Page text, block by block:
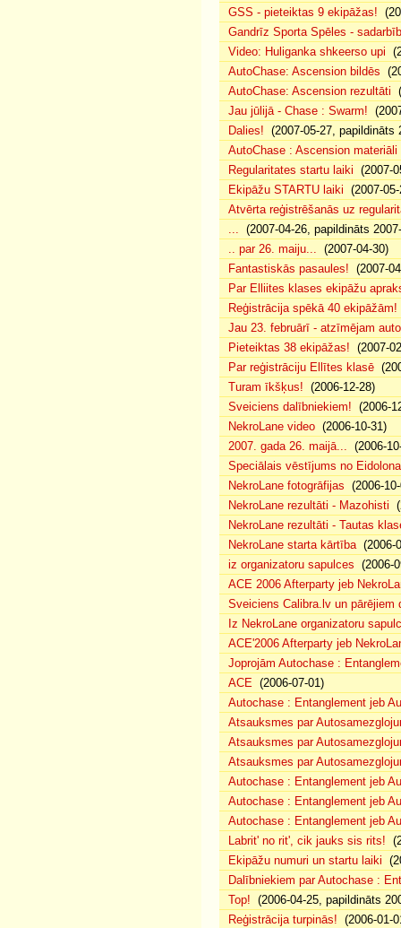
GSS - pieteiktas 9 ekipāžas!
Gandrīz Sporta Spēles -
Video: Huliganka shkeerso upi
AutoChase: Ascension bildēs
AutoChase: Ascension rezultāti
Jau jūlijā - Chase : Swarm!
Dalies! (2007-05-27, papildināts
AutoChase : Ascension materiāli
Regularitates startu laiki (2007-
Ekipāžu STARTU laiki (2007-
Atvērta reģistrēšanās uz
... (2007-04-26, papildināts
.. par 26. maiju... (2007-04-30)
Fantastiskās pasaules! (2007-
Par Elliites klases ekipāžu
Reģistrācija spēkā 40 ekipāžām!
Jau 23. februārī - atzīmējam
Pieteiktas 38 ekipāžas! (2007-
Par reģistrāciju Ellītes klasē
Turam īkšķus! (2006-12-28)
Sveiciens dalībniekiem! (2006-
NekroLane video (2006-10-31)
2007. gada 26. maijā... (2006-
Speciālais vēstījums no Eidolona
NekroLane fotogrāfijas (2006-
NekroLane rezultāti - Mazohisti
NekroLane rezultāti - Tautas
NekroLane starta kārtība(2006-
iz organizatoru sapulces (2006-
ACE 2006 Afterparty jeb
Sveiciens Calibra.lv un pārējiem
Iz NekroLane organizatoru
ACE'2006 Afterparty jeb
Joprojām Autochase :
ACE (2006-07-01)
Autochase : Entanglement jeb
Atsauksmes par
Atsauksmes par
Atsauksmes par
Autochase : Entanglement jeb
Autochase : Entanglement jeb
Autochase : Entanglement jeb
Labrit' no rit', cik jauks sis rits!
Ekipāžu numuri un startu laiki
Dalībniekiem par Autochase :
Top! (2006-04-25, papildināts
Reģistrācija turpinās! (2006-01-